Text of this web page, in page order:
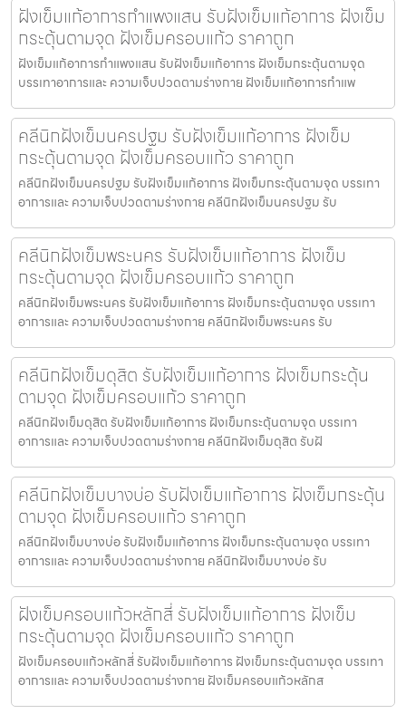
ฝังเข็มแก้อาการกำแพงแสน รับฝังเข็มแก้อาการ ฝังเข็ม
กระตุ้นตามจุด ฝังเข็มครอบแก้ว ราคาถูก
ฝังเข็มแก้อาการกำแพงแสน รับฝังเข็มแก้อาการ ฝังเข็มกระตุ้นตามจุด
บรรเทาอาการและ ความเจ็บปวดตามร่างกาย ฝังเข็มแก้อาการกำแพ
คลีนิกฝังเข็มนครปฐม รับฝังเข็มแก้อาการ ฝังเข็ม
กระตุ้นตามจุด ฝังเข็มครอบแก้ว ราคาถูก
คลีนิกฝังเข็มนครปฐม รับฝังเข็มแก้อาการ ฝังเข็มกระตุ้นตามจุด บรรเทา
อาการและ ความเจ็บปวดตามร่างกาย คลีนิกฝังเข็มนครปฐม รับ
คลีนิกฝังเข็มพระนคร รับฝังเข็มแก้อาการ ฝังเข็ม
กระตุ้นตามจุด ฝังเข็มครอบแก้ว ราคาถูก
คลีนิกฝังเข็มพระนคร รับฝังเข็มแก้อาการ ฝังเข็มกระตุ้นตามจุด บรรเทา
อาการและ ความเจ็บปวดตามร่างกาย คลีนิกฝังเข็มพระนคร รับ
คลีนิกฝังเข็มดุสิต รับฝังเข็มแก้อาการ ฝังเข็มกระตุ้น
ตามจุด ฝังเข็มครอบแก้ว ราคาถูก
คลีนิกฝังเข็มดุสิต รับฝังเข็มแก้อาการ ฝังเข็มกระตุ้นตามจุด บรรเทา
อาการและ ความเจ็บปวดตามร่างกาย คลีนิกฝังเข็มดุสิต รับฝั
คลีนิกฝังเข็มบางบ่อ รับฝังเข็มแก้อาการ ฝังเข็มกระตุ้น
ตามจุด ฝังเข็มครอบแก้ว ราคาถูก
คลีนิกฝังเข็มบางบ่อ รับฝังเข็มแก้อาการ ฝังเข็มกระตุ้นตามจุด บรรเทา
อาการและ ความเจ็บปวดตามร่างกาย คลีนิกฝังเข็มบางบ่อ รับ
ฝังเข็มครอบแก้วหลักสี่ รับฝังเข็มแก้อาการ ฝังเข็ม
กระตุ้นตามจุด ฝังเข็มครอบแก้ว ราคาถูก
ฝังเข็มครอบแก้วหลักสี่ รับฝังเข็มแก้อาการ ฝังเข็มกระตุ้นตามจุด บรรเทา
อาการและ ความเจ็บปวดตามร่างกาย ฝังเข็มครอบแก้วหลักส